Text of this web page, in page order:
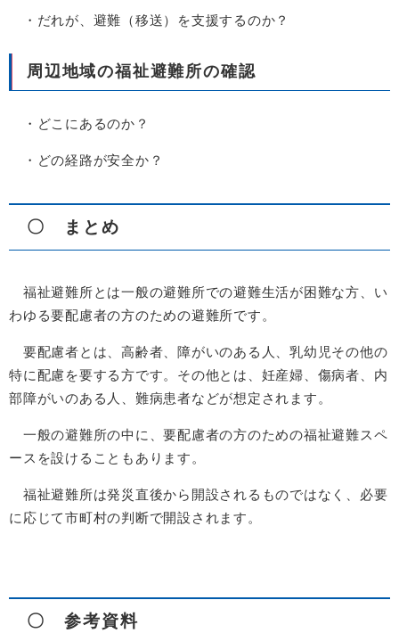
・だれが、避難（移送）を支援するのか？
周辺地域の福祉避難所の確認
・どこにあるのか？
・どの経路が安全か？
〇 まとめ
福祉避難所とは一般の避難所での避難生活が困難な方、い
わゆる要配慮者の方のための避難所です。
要配慮者とは、高齢者、障がいのある人、乳幼児その他の
特に配慮を要する方です。その他とは、妊産婦、傷病者、内
部障がいのある人、難病患者などが想定されます。
一般の避難所の中に、要配慮者の方のための福祉避難スペ
ースを設けることもあります。
福祉避難所は発災直後から開設されるものではなく、必要
に応じて市町村の判断で開設されます。
〇 参考資料